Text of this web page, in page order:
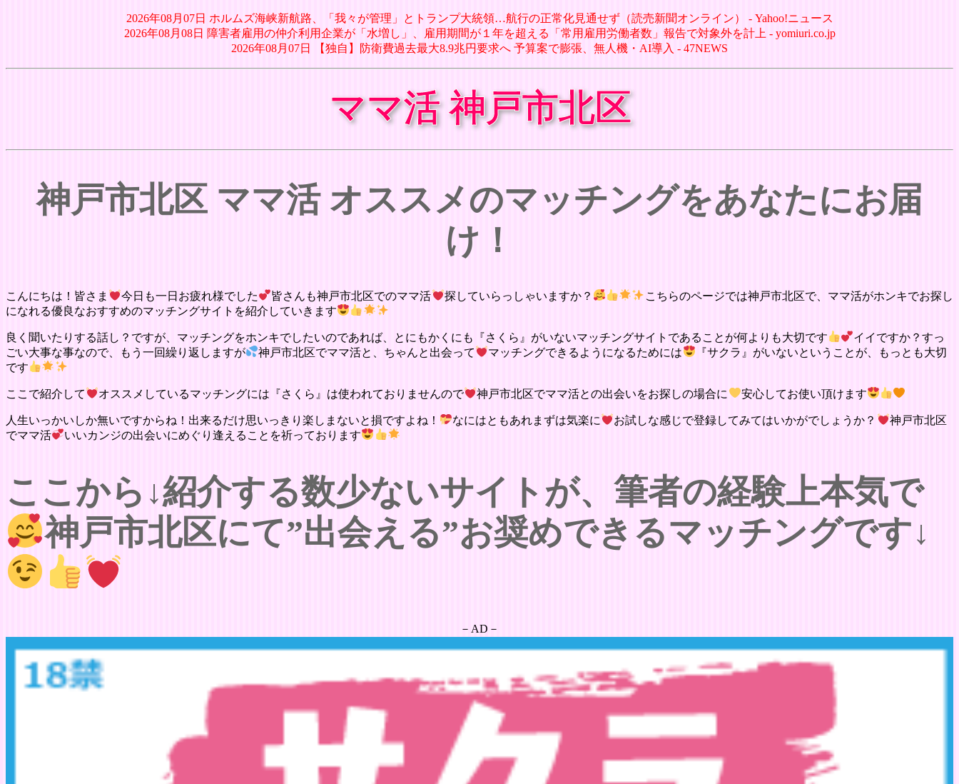
2026年08月07日 ホルムズ海峡新航路、「我々が管理」とトランプ大統領…航行の正常化見通せず（読売新聞オンライン） - Yahoo!ニュース
2026年08月08日 障害者雇用の仲介利用企業が「水増し」、雇用期間が１年を超える「常用雇用労働者数」報告で対象外を計上 - yomiuri.co.jp
2026年08月07日 【独自】防衛費過去最大8.9兆円要求へ 予算案で膨張、無人機・AI導入 - 47NEWS
ママ活 神戸市北区
神戸市北区 ママ活 オススメのマッチングをあなたにお届
け！
こんにちは！皆さま 今日も一日お疲れ様でした 皆さんも神戸市北区でのママ活 探していらっしゃいますか？
こちらのページでは神戸市北区で、ママ活がホンキでお探し
になれる優良なおすすめのマッチングサイトを紹介していきます
良く聞いたりする話し？ですが、マッチングをホンキでしたいのであれば、とにもかくにも『さくら』がいないマッチングサイトであることが何よりも大切です
イイですか？すっ
ごい大事な事なので、もう一回繰り返しますが
神戸市北区でママ活と、ちゃんと出会って マッチングできるようになるためには
『サクラ』がいないということが、もっとも大切
です
ここで紹介して オススメしているマッチングには『さくら』は使われておりませんので 神戸市北区でママ活との出会いをお探しの場合に 安心してお使い頂けます
人生いっかいしか無いですからね！出来るだけ思いっきり楽しまないと損ですよね！ なにはともあれまずは気楽に お試しな感じで登録してみてはいかがでしょうか？
神戸市北区
でママ活
いいカンジの出会いにめぐり逢えることを祈っております
ここから↓紹介する数少ないサイトが、筆者の経験上本気で
神戸市北区にて”出会える”お奨めできるマッチングです↓
－AD－